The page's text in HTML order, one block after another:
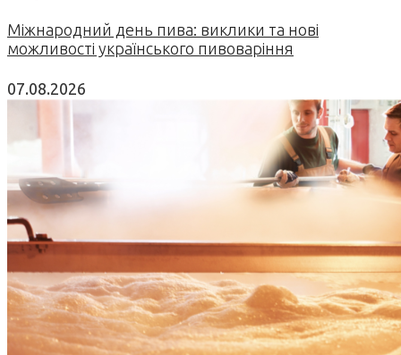
Міжнародний день пива: виклики та нові
можливості українського пивоваріння
07.08.2026